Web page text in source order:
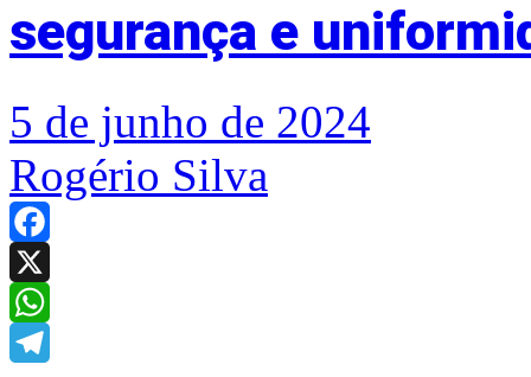
segurança e
5 de junho de 2024
Rogério Silva
Facebook
X
WhatsApp